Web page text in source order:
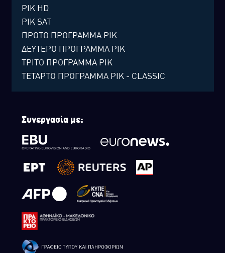
ΡΙΚ HD
ΡΙΚ SAT
ΠΡΩΤΟ ΠΡΟΓΡΑΜΜΑ ΡΙΚ
ΔΕΥΤΕΡΟ ΠΡΟΓΡΑΜΜΑ ΡΙΚ
ΤΡΙΤΟ ΠΡΟΓΡΑΜΜΑ ΡΙΚ
ΤΕΤΑΡΤΟ ΠΡΟΓΡΑΜΜΑ ΡΙΚ - CLASSIC
Συνεργασία με: